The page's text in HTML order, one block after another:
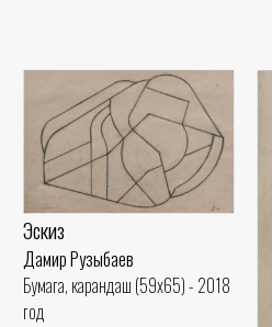
Эскиз
Дамир Рузыбаев
Бумага, карандаш (59x65) - 2018
год